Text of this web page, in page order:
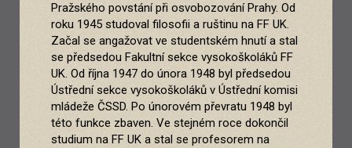
Pražského povstání při osvobozování Prahy. Od
roku 1945 studoval filosofii a ruštinu na FF UK.
Začal se angažovat ve studentském hnutí a stal
se předsedou Fakultní sekce vysokoškoláků FF
UK. Od října 1947 do února 1948 byl předsedou
Ústřední sekce vysokoškoláků v Ústřední komisi
mládeže ČSSD. Po únorovém převratu 1948 byl
této funkce zbaven. Ve stejném roce dokončil
studium na FF UK a stal se profesorem na